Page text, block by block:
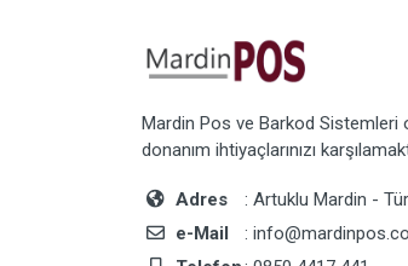
Mardin Pos ve Barkod Sistemleri
donanım ihtiyaçlarınızı
Adres
: Artuklu Mardin -
e-Mail
: